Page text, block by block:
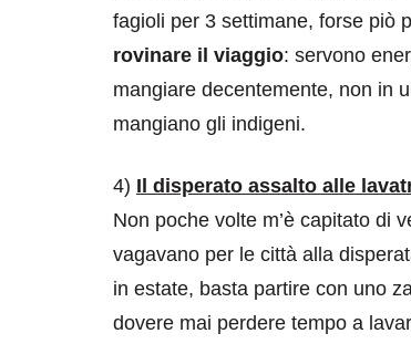
fagioli per 3 settimane, forse piò
rovinare il viaggio: servono
mangiare decentemente, non in
mangiano gli indigeni.
4) Il disperato assalto alle
Non poche volte m’è capitato di
vagavano per le città alla
in estate, basta partire con uno
dovere mai perdere tempo a
il Louvre in
di 4 ore
Paros